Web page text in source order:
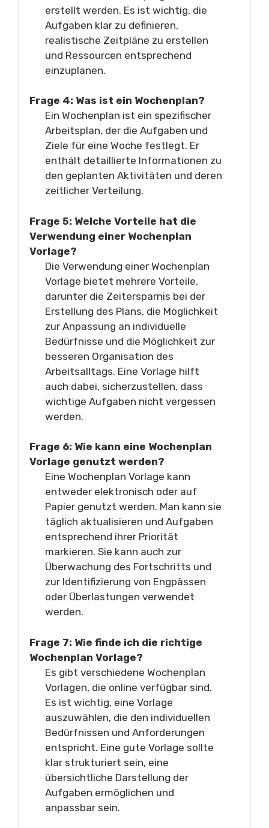
erstellt werden. Es ist wichtig, die
Aufgaben klar zu definieren,
realistische Zeitpläne zu erstellen
und Ressourcen entsprechend
einzuplanen.
Frage 4: Was ist ein Wochenplan?
Ein Wochenplan ist ein spezifischer
Arbeitsplan, der die Aufgaben und
Ziele für eine Woche festlegt. Er
enthält detaillierte Informationen zu
den geplanten Aktivitäten und deren
zeitlicher Verteilung.
Frage 5: Welche Vorteile hat die
Verwendung einer Wochenplan
Vorlage?
Die Verwendung einer Wochenplan
Vorlage bietet mehrere Vorteile,
darunter die Zeitersparnis bei der
Erstellung des Plans, die Möglichkeit
zur Anpassung an individuelle
Bedürfnisse und die Möglichkeit zur
besseren Organisation des
Arbeitsalltags. Eine Vorlage hilft
auch dabei, sicherzustellen, dass
wichtige Aufgaben nicht vergessen
werden.
Frage 6: Wie kann eine Wochenplan
Vorlage genutzt werden?
Eine Wochenplan Vorlage kann
entweder elektronisch oder auf
Papier genutzt werden. Man kann sie
täglich aktualisieren und Aufgaben
entsprechend ihrer Priorität
markieren. Sie kann auch zur
Überwachung des Fortschritts und
zur Identifizierung von Engpässen
oder Überlastungen verwendet
werden.
Frage 7: Wie finde ich die richtige
Wochenplan Vorlage?
Es gibt verschiedene Wochenplan
Vorlagen, die online verfügbar sind.
Es ist wichtig, eine Vorlage
auszuwählen, die den individuellen
Bedürfnissen und Anforderungen
entspricht. Eine gute Vorlage sollte
klar strukturiert sein, eine
übersichtliche Darstellung der
Aufgaben ermöglichen und
anpassbar sein.